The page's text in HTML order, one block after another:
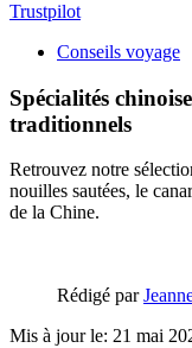
Trustpilot
Conseils voyage
Spécialités
traditionnels
Retrouvez notre
nouilles sautées, le
de la Chine.
Rédigé par
Mis à jour le: 21 mai